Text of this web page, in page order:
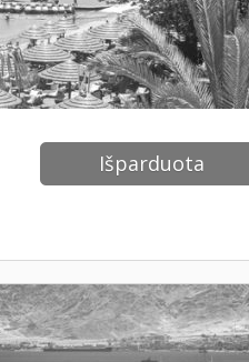
Išparduota